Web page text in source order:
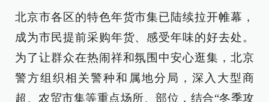
北京市各区的特色年货市集已陆续拉开帷幕，
成为市民提前采购年货、感受年味的好去处。
为了让群众在热闹祥和氛围中安心逛集，北京
警方组织相关警种和属地分局，深入大型商
超、农贸市集等重点场所、部位，结合“冬季攻